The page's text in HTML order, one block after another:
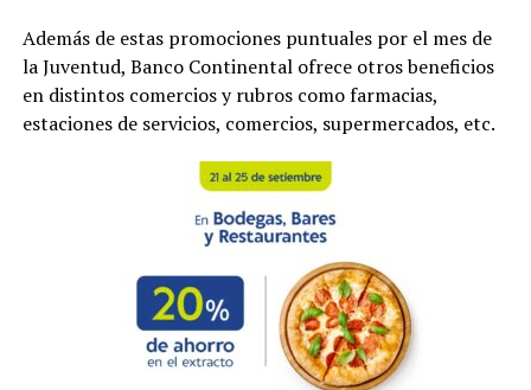
Además de estas promociones puntuales por el mes de
la Juventud, Banco Continental ofrece otros beneficios
en distintos comercios y rubros como farmacias,
estaciones de servicios, comercios, supermercados, etc.